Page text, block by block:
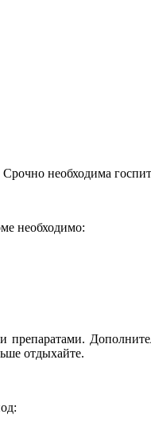
необходима
необходимо:
препаратами.
отдыхайте.